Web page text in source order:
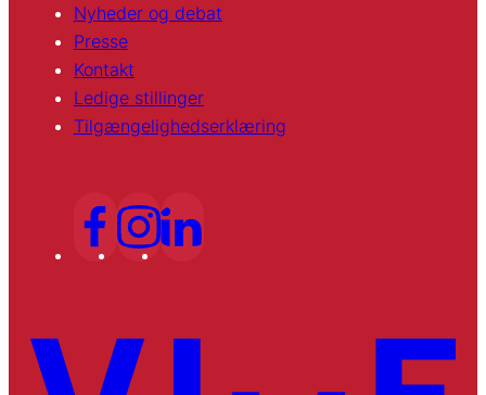
Nyheder og debat
Presse
Kontakt
Ledige stillinger
Tilgængelighedserklæring